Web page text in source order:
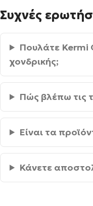
Συχνές
Πουλάτε Kermi
χονδρικής;
Πώς βλέπω τις
Είναι τα
Κάνετε